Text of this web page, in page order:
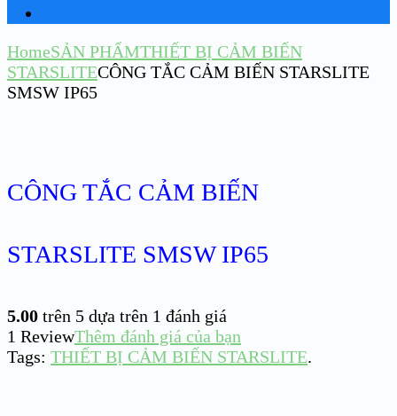
HomeSẢN PHẨMTHIẾT BỊ CẢM BIẾN
STARSLITECÔNG TẮC CẢM BIẾN STARSLITE
SMSW IP65
CÔNG TẮC CẢM BIẾN
STARSLITE SMSW IP65
5.00 trên 5 dựa trên 1 đánh giá
1 ReviewThêm đánh giá của bạn
Tags: THIẾT BỊ CẢM BIẾN STARSLITE.